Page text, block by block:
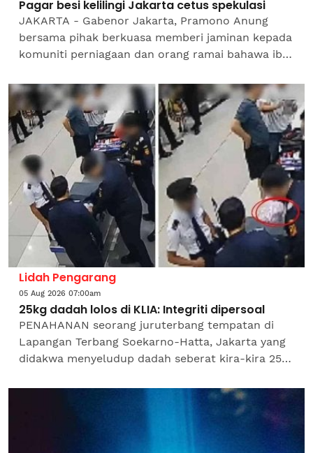
Pagar besi kelilingi Jakarta cetus spekulasi
JAKARTA - Gabenor Jakarta, Pramono Anung
bersama pihak berkuasa memberi jaminan kepada
komuniti perniagaan dan orang ramai bahawa ibu
selepas beberapa pusat...
Lidah Pengarang
05 Aug 2026 07:00am
25kg dadah lolos di KLIA: Integriti dipersoal
PENAHANAN seorang juruterbang tempatan di
Lapangan Terbang Soekarno-Hatta, Jakarta yang
didakwa menyeludup dadah seberat kira-kira 25
mencalarkan imej...